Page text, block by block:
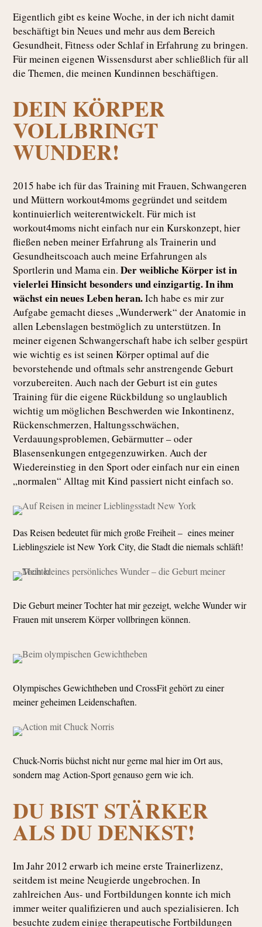
Eigentlich gibt es keine Woche, in der ich nicht damit
beschäftigt bin Neues und mehr aus dem Bereich
Gesundheit, Fitness oder Schlaf in Erfahrung zu bringen.
Für meinen eigenen Wissensdurst aber schließlich für all
die Themen, die meinen Kundinnen beschäftigen.
DEIN KÖRPER
VOLLBRINGT
WUNDER!
2015 habe ich für das Training mit Frauen, Schwangeren
und Müttern workout4moms gegründet und seitdem
kontinuierlich weiterentwickelt. Für mich ist
workout4moms nicht einfach nur ein Kurskonzept, hier
fließen neben meiner Erfahrung als Trainerin und
Gesundheitscoach auch meine Erfahrungen als
Sportlerin und Mama ein. Der weibliche Körper ist in
vielerlei Hinsicht besonders und einzigartig. In ihm
wächst ein neues Leben heran.Ich habe es mir zur
Aufgabe gemacht dieses „Wunderwerk“ der Anatomie in
allen Lebenslagen bestmöglich zu unterstützen. In
meiner eigenen Schwangerschaft habe ich selber gespürt
wie wichtig es ist seinen Körper optimal auf die
bevorstehende und oftmals sehr anstrengende Geburt
vorzubereiten.Auch nach der Geburt ist ein gutes
Training für die eigene Rückbildung so unglaublich
wichtig um möglichen Beschwerden wie Inkontinenz,
Rückenschmerzen, Haltungsschwächen,
Verdauungsproblemen, Gebärmutter – oder
Blasensenkungen entgegenzuwirken. Auch der
Wiedereinstieg in den Sport oder einfach nur ein einen
„normalen“ Alltag mit Kind passiert nicht einfach so.
Das Reisen bedeutet für mich große Freiheit – eines meiner
Lieblingsziele ist New York City, die Stadt die niemals schläft!
Die Geburt meiner Tochter hat mir gezeigt, welche Wunder wir
Frauen mit unserem Körper vollbringen können.
Olympisches Gewichtheben und CrossFit gehört zu einer
meiner geheimen Leidenschaften.
Chuck-Norris büchst nicht nur gerne mal hier im Ort aus,
sondern mag Action-Sport genauso gern wie ich.
DU BIST STÄRKER
ALS DU DENKST!
Im Jahr 2012 erwarb ich meine erste Trainerlizenz,
seitdem ist meine Neugierde ungebrochen. In
zahlreichen Aus- und Fortbildungen konnte ich mich
immer weiter qualifizieren und auch spezialisieren. Ich
besuchte zudem einige therapeutische Fortbildungen